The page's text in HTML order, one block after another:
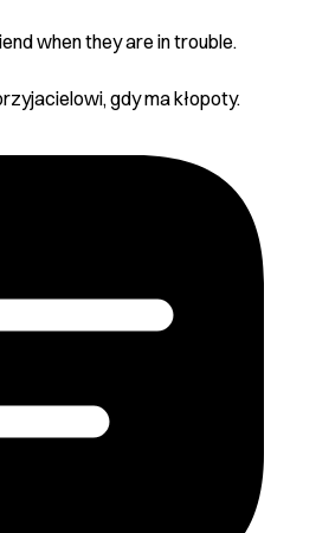
when they are in trouble.
gdy ma kłopoty.